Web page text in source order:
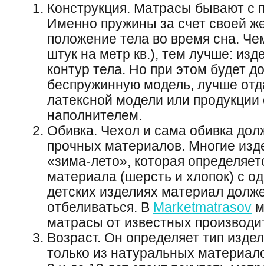
Конструкция. Матрасы бывают с
Именно пружины за счет своей
положение тела во время сна.
штук на метр кв.), тем лучше:
контур тела. Но при этом будет
беспружинную модель, лучше
латексной модели или
наполнителем.
Обивка. Чехол и сама обивка
прочных материалов. Многие
«зима-лето», которая
материала (шерсть и хлопок) с
детских изделиях материал
отбеливаться. В Marketmatrasov
матрасы от известных
Возраст. Он определяет тип
только из натуральных